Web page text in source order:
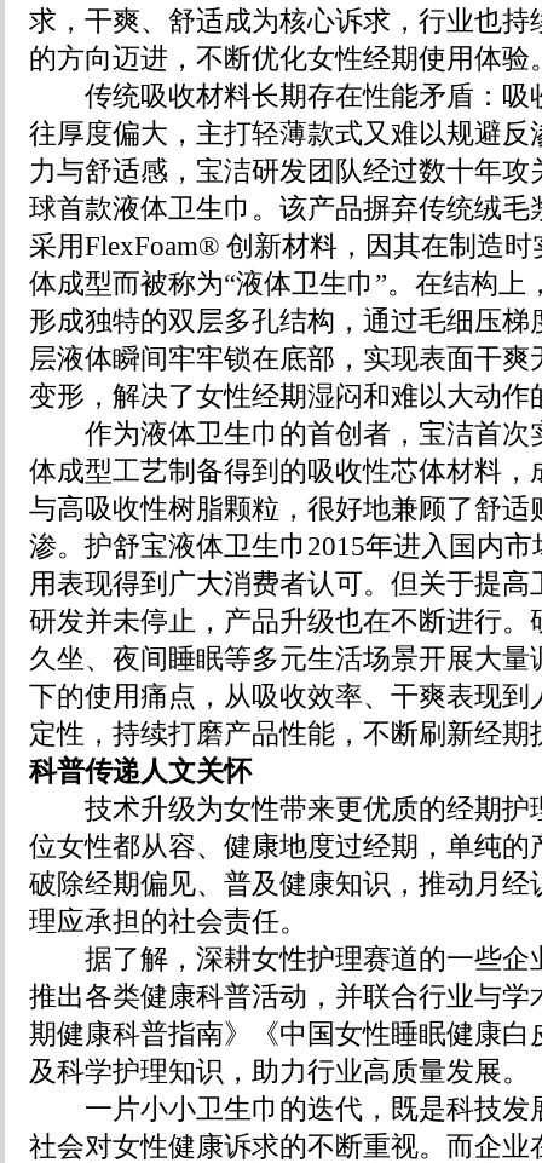
求，干爽、舒适成为核心诉求，行业也持
的方向迈进，不断优化女性经期使用体验
传统吸收材料长期存在性能矛盾：吸
往厚度偏大，主打轻薄款式又难以规避反
力与舒适感，宝洁研发团队经过数十年攻
球首款液体卫生巾。该产品摒弃传统绒毛
采用FlexFoam® 创新材料，因其在制造
体成型而被称为“液体卫生巾”。在结构上
形成独特的双层多孔结构，通过毛细压梯
层液体瞬间牢牢锁在底部，实现表面干
变形，解决了女性经期湿闷和难以大动作
作为液体卫生巾的首创者，宝洁首次
体成型工艺制备得到的吸收性芯体材料，
与高吸收性树脂颗粒，很好地兼顾了舒适
渗。护舒宝液体卫生巾2015年进入国内
用表现得到广大消费者认可。但关于提高
研发并未停止，产品升级也在不断进行。
久坐、夜间睡眠等多元生活场景开展大量
下的使用痛点，从吸收效率、干爽表现到
定性，持续打磨产品性能，不断刷新经期
科普传递人文关怀
技术升级为女性带来更优质的经期护
位女性都从容、健康地度过经期，单纯的
破除经期偏见、普及健康知识，推动月经
理应承担的社会责任。
据了解，深耕女性护理赛道的一些企
推出各类健康科普活动，并联合行业与学
期健康科普指南》《中国女性睡眠健康白
及科学护理知识，助力行业高质量发展。
一片小小卫生巾的迭代，既是科技发
社会对女性健康诉求的不断重视。而企业